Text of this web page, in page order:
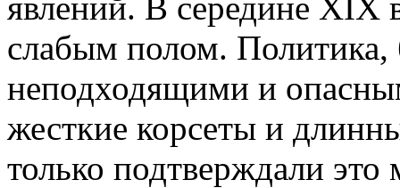
слабым полом. Политика,
неподходящими и
жесткие корсеты и
только подтверждали